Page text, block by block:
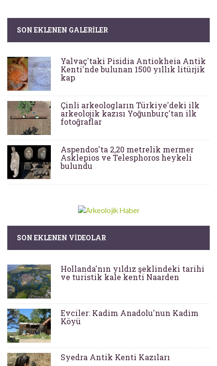
SON EKLENEN GALERILER
Yalvaç'taki Pisidia Antiokheia Antik
Kenti'nde bulunan 1500 yıllık litürjik
kap
Çinli arkeologların Türkiye'deki ilk
arkeolojik kazısı Yoğunburç'tan ilk
fotoğraflar
Aspendos'ta 2,20 metrelik mermer
Asklepios ve Telesphoros heykeli
bulundu
SON EKLENEN VIDEOLAR
Hollanda'nın yıldız şeklindeki tarihi
ve turistik kale kenti Naarden
Evciler: Kadim Anadolu'nun Kadim
Köyü
Syedra Antik Kenti Kazıları